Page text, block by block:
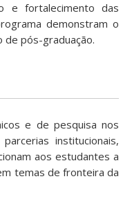
e fortalecimento das
demonstram o
de pós-graduação.
e de pesquisa nos
institucionais,
aos estudantes a
temas de fronteira da